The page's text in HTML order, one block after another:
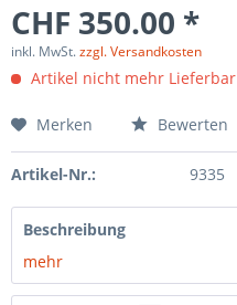
CHF 350.00 *
inkl. MwSt.zzgl. Versandkosten
Artikel nicht mehr Lieferbar
Merken Bewerten
Artikel-Nr.: 9335
Beschreibung
mehr